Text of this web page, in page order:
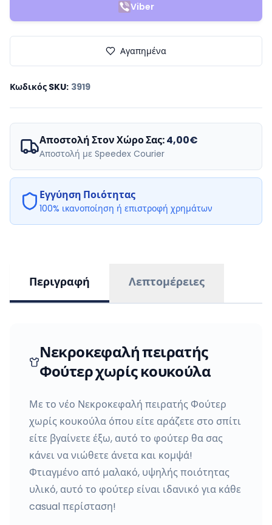
Viber
Αγαπημένα
Κωδικός SKU: 3919
Αποστολή Στον Χώρο Σας:4,00€
Αποστολή με Speedex Courier
Εγγύηση Ποιότητας
100% ικανοποίηση ή επιστροφή χρημάτων
Περιγραφή Λεπτομέρειες
Νεκροκεφαλή πειρατής
Φούτερ χωρίς κουκούλα
Με το νέο Νεκροκεφαλή πειρατής Φούτερ
χωρίς κουκούλα όπου είτε αράζετε στο σπίτι
είτε βγαίνετε έξω, αυτό το φούτερ θα σας
κάνει να νιώθετε άνετα και κομψά!
Φτιαγμένο από μαλακό, υψηλής ποιότητας
υλικό, αυτό το φούτερ είναι ιδανικό για κάθε
casual περίσταση!